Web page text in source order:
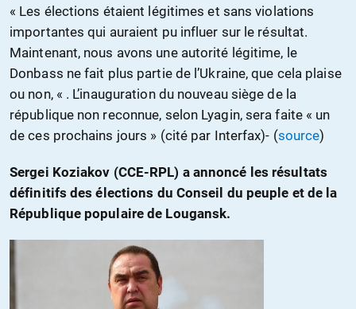
« Les élections étaient légitimes et sans violations
importantes qui auraient pu influer sur le résultat.
Maintenant, nous avons une autorité légitime, le
Donbass ne fait plus partie de l’Ukraine, que cela plaise
ou non, « . L’inauguration du nouveau siège de la
république non reconnue, selon Lyagin, sera faite « un
de ces prochains jours » (cité par Interfax)- (source)
Sergei Koziakov (CCE-RPL) a annoncé les résultats
définitifs des élections du Conseil du peuple et de la
République populaire de Lougansk.